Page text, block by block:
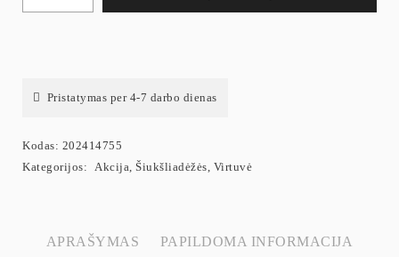
Pristatymas per 4-7 darbo dienas
Kodas: 202414755
Kategorijos: Akcija, Šiukšliadėžės, Virtuvė
APRAŠYMAS PAPILDOMA INFORMACIJA